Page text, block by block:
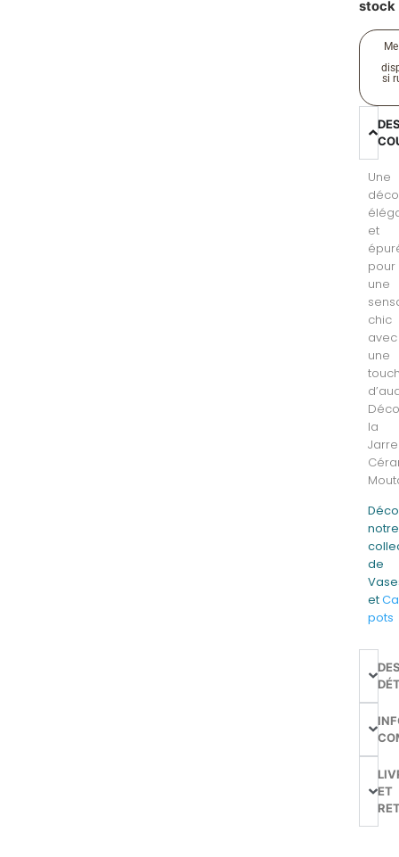
stock
si
Une
et
pour
une
chic
avec
une
la
Jarre
notre
de
et
pots
ET